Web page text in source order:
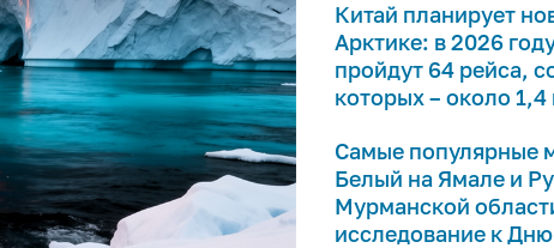
Китай планирует
Арктике: в 2026
пройдут 64 рейса,
которых – около
Самые популярные
Белый на Ямале и
Мурманской
исследование к Дню